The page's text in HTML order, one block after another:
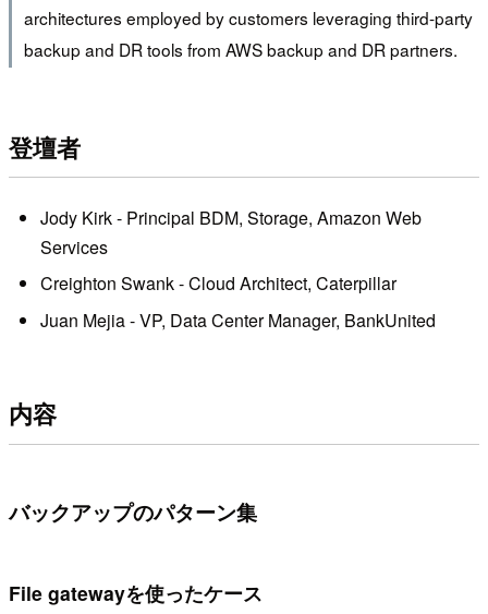
architectures employed by customers leveraging third-party
backup and DR tools from AWS backup and DR partners.
登壇者
Jody Kirk - Principal BDM, Storage, Amazon Web
Services
Creighton Swank - Cloud Architect, Caterpillar
Juan Mejia - VP, Data Center Manager, BankUnited
内容
バックアップのパターン集
File gatewayを使ったケース